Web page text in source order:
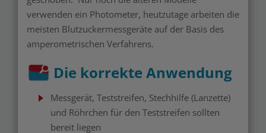
verwenden ein Photometer, heutzutage arbeiten die
meisten Blutzuckermessgeräte auf der Basis des
amperometrischen Verfahrens.
Die korrekte Anwendung
Messgerät, Teststreifen, Stechhilfe (Lanzette)
und Röhrchen für den Teststreifen sollten
bereit liegen